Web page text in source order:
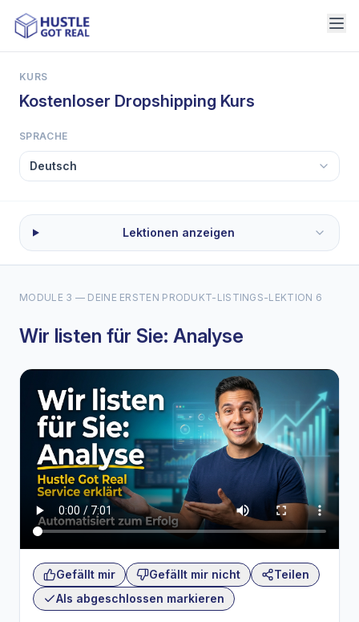
KURS
Kostenloser Dropshipping Kurs
SPRACHE
Lektionen anzeigen
MODULE 3 — DEINE ERSTEN PRODUKT-LISTINGS-LEKTION 6
Wir listen für Sie: Analyse
Gefällt mir Gefällt mir nicht
Teilen
Als abgeschlossen markieren